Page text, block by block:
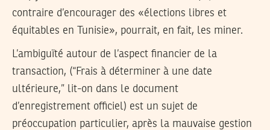
contraire d’encourager des «élections libres et
équitables en Tunisie», pourrait, en fait, les miner.
L’ambiguïté autour de l’aspect financier de la
transaction, (“Frais à déterminer à une date
ultérieure,” lit-on dans le document
d’enregistrement officiel) est un sujet de
préoccupation particulier, après la mauvaise gestion